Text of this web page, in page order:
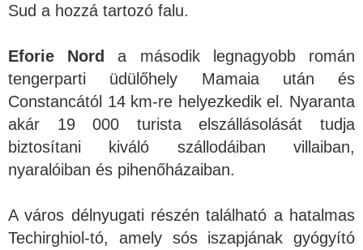
Sud a hozzá tartozó falu.
Eforie Norda második legnagyobb román
tengerparti üdülőhely Mamaia után és
Constancától 14 km-re helyezkedik el. Nyaranta
akár 19 000 turista elszállásolását tudja
biztosítani kiváló szállodáiban villaiban,
nyaralóiban és pihenőházaiban.
A város délnyugati részén található a hatalmas
Techirghiol-tó, amely sós iszapjának gyógyító